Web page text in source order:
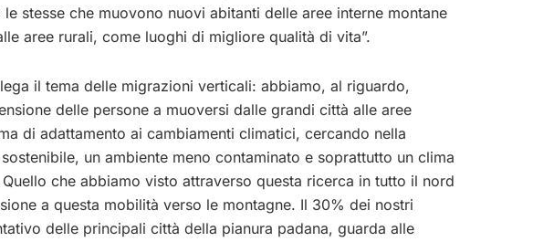
stesse che muovono nuovi abitanti delle aree interne montane
aree rurali, come luoghi di migliore qualità di vita”.
il tema delle migrazioni verticali: abbiamo, al riguardo,
delle persone a muoversi dalle grandi città alle aree
di adattamento ai cambiamenti climatici, cercando nella
un ambiente meno contaminato e soprattutto un clima
che abbiamo visto attraverso questa ricerca in tutto il nord
a questa mobilità verso le montagne. Il 30% dei nostri
delle principali città della pianura padana, guarda alle